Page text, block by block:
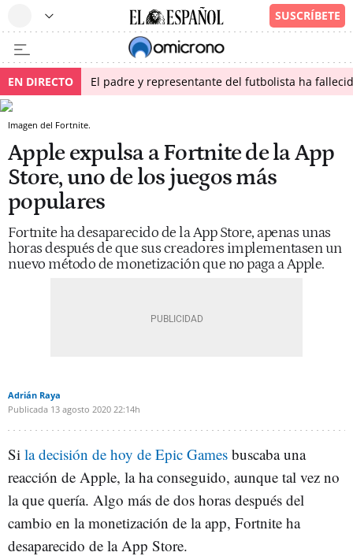
EN DIRECTO El padre y representante del futbolista ha
Imagen del Fortnite.
Apple expulsa a Fortnite de la App
Store, uno de los juegos más
populares
Fortnite ha desaparecido de la App Store, apenas unas
horas después de que sus creadores implementasen un
nuevo método de monetización que no paga a Apple.
Adrián Raya
Publicada 13 agosto 2020 22:14h
Si la decisión de hoy de Epic Games buscaba una
reacción de Apple, la ha conseguido, aunque tal vez no
la que quería. Algo más de dos horas después del
cambio en la monetización de la app, Fortnite ha
desaparecido de la App Store.